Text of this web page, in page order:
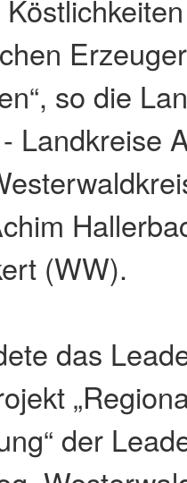
so die
Landkreise
(WW).
das
der